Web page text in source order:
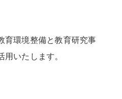
育環境整備と教育研究事
いたします。